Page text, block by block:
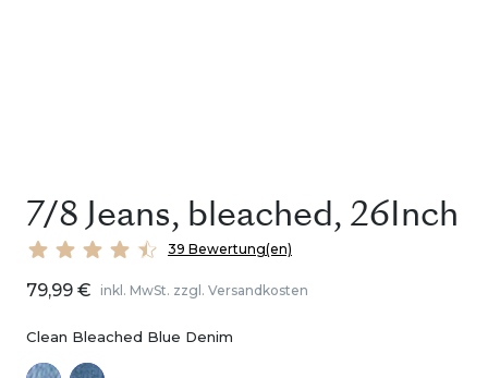
7/8 Jeans, bleached, 26Inch
39 Bewertung(en)
79,99 € inkl. MwSt. zzgl. Versandkosten
Clean Bleached Blue Denim